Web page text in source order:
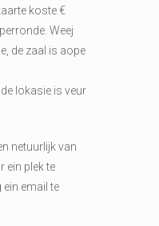
koste €
Weej
de zaal is aope
lokasie is veur
netuurlijk van
ein plek te
ein email te